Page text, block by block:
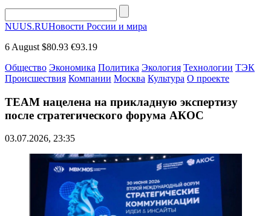
NUUS.RUНовости России и мира
6 August $80.93 €93.19
Общество Экономика Политика Экология Технологии ТЭК
Происшествия Компании Москва Культура О проекте
TEAM нацелена на прикладную экспертизу
после стратегического форума АКОС
03.07.2026, 23:35